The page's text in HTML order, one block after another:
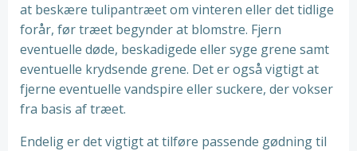
at beskære tulipantræet om vinteren eller det tidlige
forår, før træet begynder at blomstre. Fjern
eventuelle døde, beskadigede eller syge grene samt
eventuelle krydsende grene. Det er også vigtigt at
fjerne eventuelle vandspire eller suckere, der vokser
fra basis af træet.
Endelig er det vigtigt at tilføre passende gødning til